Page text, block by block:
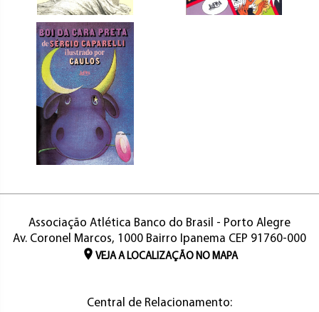
Associação Atlética Banco do Brasil - Porto Alegre
Av. Coronel Marcos, 1000 Bairro Ipanema CEP 91760-000
VEJA A LOCALIZAÇÃO NO MAPA
Central de Relacionamento: